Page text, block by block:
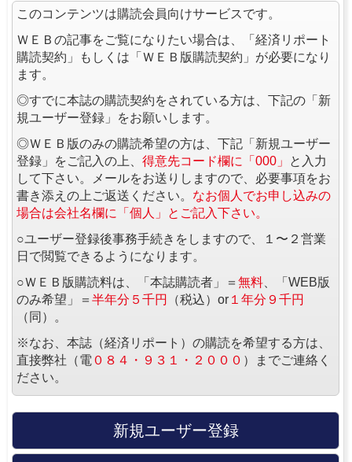
このコンテンツは購読会員向けサービスです。
ＷＥＢの記事をご覧になりたい場合は、「経済リポート
購読契約」もしくは「ＷＥＢ版購読契約」が必要になり
ます。
◎すでに本誌の購読契約をされている方は、下記の「新
規ユーザー登録」をお願いします。
◎ＷＥＢ版のみの購読希望の方は、下記「新規ユーザー
登録」をご記入の上、 得意先コード欄に「000」
と入力
して下さい。メールをお送りしますので、必要事項をお
書き添えの上ご返送ください。 なお個人でお申し込みの
場合は会社名欄に「個人」とご記入下さい。
○ユーザー登録後事務手続きをしますので、１〜２営業
日で閲覧できるようになります。
○ＷＥＢ版購読料は、「本誌購読者」＝ 無料 、「WEB版
のみ希望」＝ 半年分５千円 （税込）or １年分９千円
（同）。
※なお、本誌（経済リポート）の購読を希望する方は、
直接弊社（電 ０８４・９３１・２０００ ）までご連絡く
ださい。
新規ユーザー登録